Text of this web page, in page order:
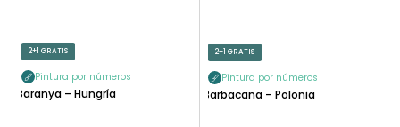
2+1 GRATIS
Pintura por números
Baranya – Hungría
2+1 GRATIS
Pintura por números
Barbacana – Polonia